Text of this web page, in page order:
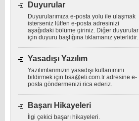
Duyurular
Duyurularımıza e-posta yolu ile ulaşmak
isterseniz lütfen e-posta adresinizi
aşağıdaki bölüme giriniz. Diğer duyurular
için duyuru başlığına tıklamanız yeterlidir.
Yasadışı Yazılım
Yazılımlarımızın yasadışı kullanımını
bildirmek için bsa@eti.com.tr adresine e-
posta göndermenizi rica ederiz.
Başarı Hikayeleri
İlgi çekici başarı hikayeleri.